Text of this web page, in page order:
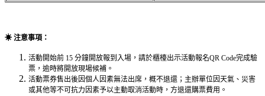
☀ 注意事項：
活動開始前 15 分鐘開放報到入場，請於櫃檯出示活動報名QR Code完成驗
票，逾時將開放現場候補。
活動票券售出後因個人因素無法出席，概不退還；主辦單位因天氣、災害
或其他等不可抗力因素予以主動取消活動時，方退還購票費用。